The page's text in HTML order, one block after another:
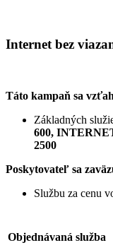
Internet bez
Táto kampaň sa
Základných
600,
2500
Poskytovateľ sa
Službu za cenu
Objednávaná služba